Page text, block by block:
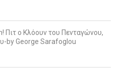
Πιτ ο Κλόουν του Πενταγώνου,
by George Sarafoglou